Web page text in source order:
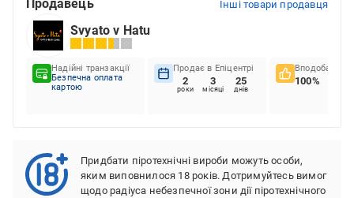
Продавець Інші товари продавця
Svyato v Hatu
Надійні транзакції
Безпечна оплата
картою
Продає в Епіцентрі
2
роки
3
місяці
25
днів
Вподобання
100%
Придбати піротехнічні вироби можуть особи,
яким виповнилося 18 років. Дотримуйтесь вимог
щодо радіуса небезпечної зони дії піротехнічного